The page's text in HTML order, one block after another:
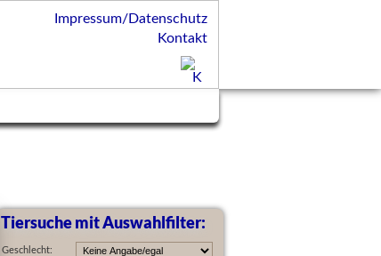
Tiersuche mit Auswahlfilter:
Geschlecht:
Impressum/Datenschutz
Kontakt